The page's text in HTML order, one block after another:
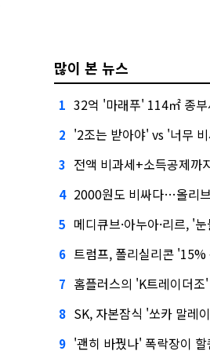
많이 본 뉴스
1 32억 '마래푸' 114㎡ 종부세, 실거
2 '2조는 받아야' vs '너무 비싸다
3 전액 비과세+소득공제까
4 2000원도 비싸다…올리브영, 다이소
5 메디큐브·아누아·리르, '눈물
6 트럼프, 폴리실리콘 '15% 관세' 검
7 홈플러스의 'K트레이더조' 계
8 SK, 자본잠식 '쏘카 말레
9 '괜히 바꿨나' 폭락장이 할퀸 DC형